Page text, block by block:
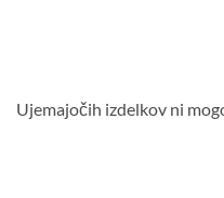
Ujemajočih izdelkov ni